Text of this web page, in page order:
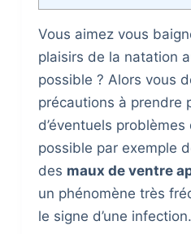
Vous aimez vous
plaisirs de la natation
possible ? Alors vous
précautions à prendre
d’éventuels
possible par exemple
des maux de ventre
un phénomène très
le signe d’une infection.